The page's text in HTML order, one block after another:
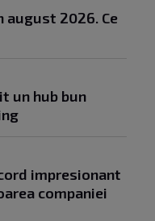
august 2026. Ce
un hub bun
impresionant
companiei